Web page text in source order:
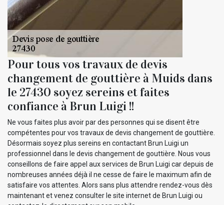
Pour tous vos travaux de devis
changement de gouttière à Muids dans
le 27430 soyez sereins et faites
confiance à Brun Luigi !!
Ne vous faites plus avoir par des personnes qui se disent être
compétentes pour vos travaux de devis changement de gouttière.
Désormais soyez plus sereins en contactant Brun Luigi un
professionnel dans le devis changement de gouttière. Nous vous
conseillons de faire appel aux services de Brun Luigi car depuis de
nombreuses années déjà il ne cesse de faire le maximum afin de
satisfaire vos attentes. Alors sans plus attendre rendez-vous dès
maintenant et venez consulter le site internet de Brun Luigi ou